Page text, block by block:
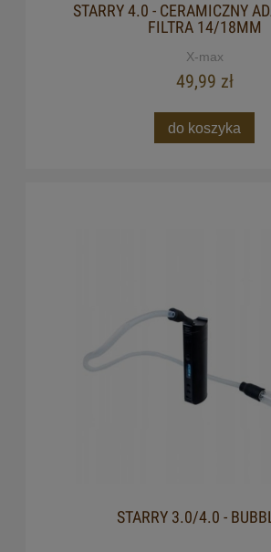
STARRY 4.0 - CERAMICZNY
FILTRA 14/18MM
X-max
49,99 zł
do koszyka
STARRY 3.0/4.0 -